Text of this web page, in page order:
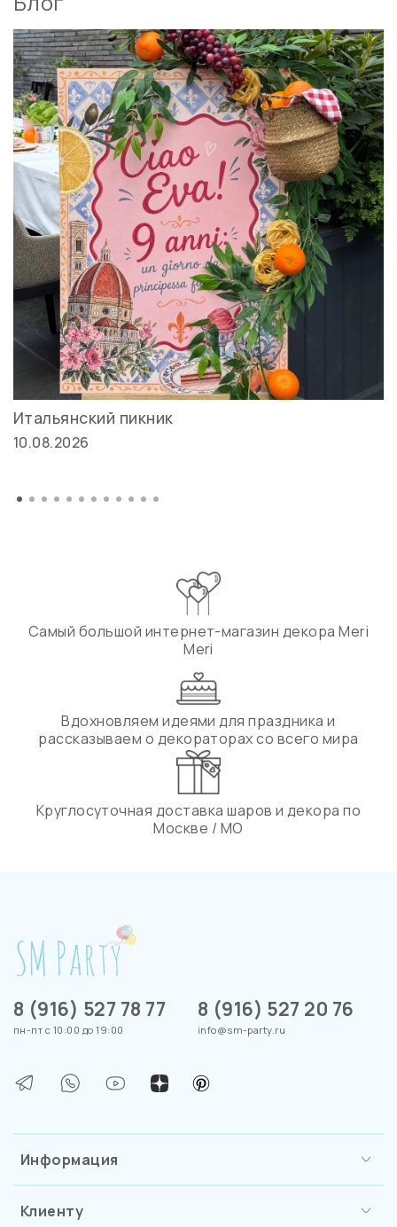
Итальянский пикник
10.08.2026
Самый большой интернет-магазин декора Meri
Meri
Вдохновляем идеями для праздника и
рассказываем о декораторах со всего мира
Круглосуточная доставка шаров и декора по
Москве / МО
Информация
Клиенту
8 (916) 527 78 77
пн-пт с 10:00 до 19:00
8 (916) 527 20 76
info@sm-party.ru